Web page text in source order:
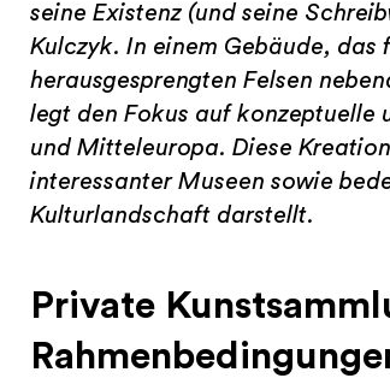
seine Existenz (und seine
Kulczyk. In einem Gebäude,
herausgesprengten Felsen
legt den Fokus auf konzeptuelle
und Mitteleuropa. Diese
interessanter Museen sowie
Kulturlandschaft darstellt.
Private